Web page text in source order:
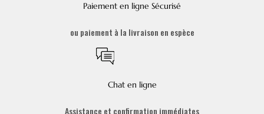
Paiement en ligne Sécurisé
ou paiement à la livraison en espèce
Chat en ligne
Assistance et confirmation immédiates